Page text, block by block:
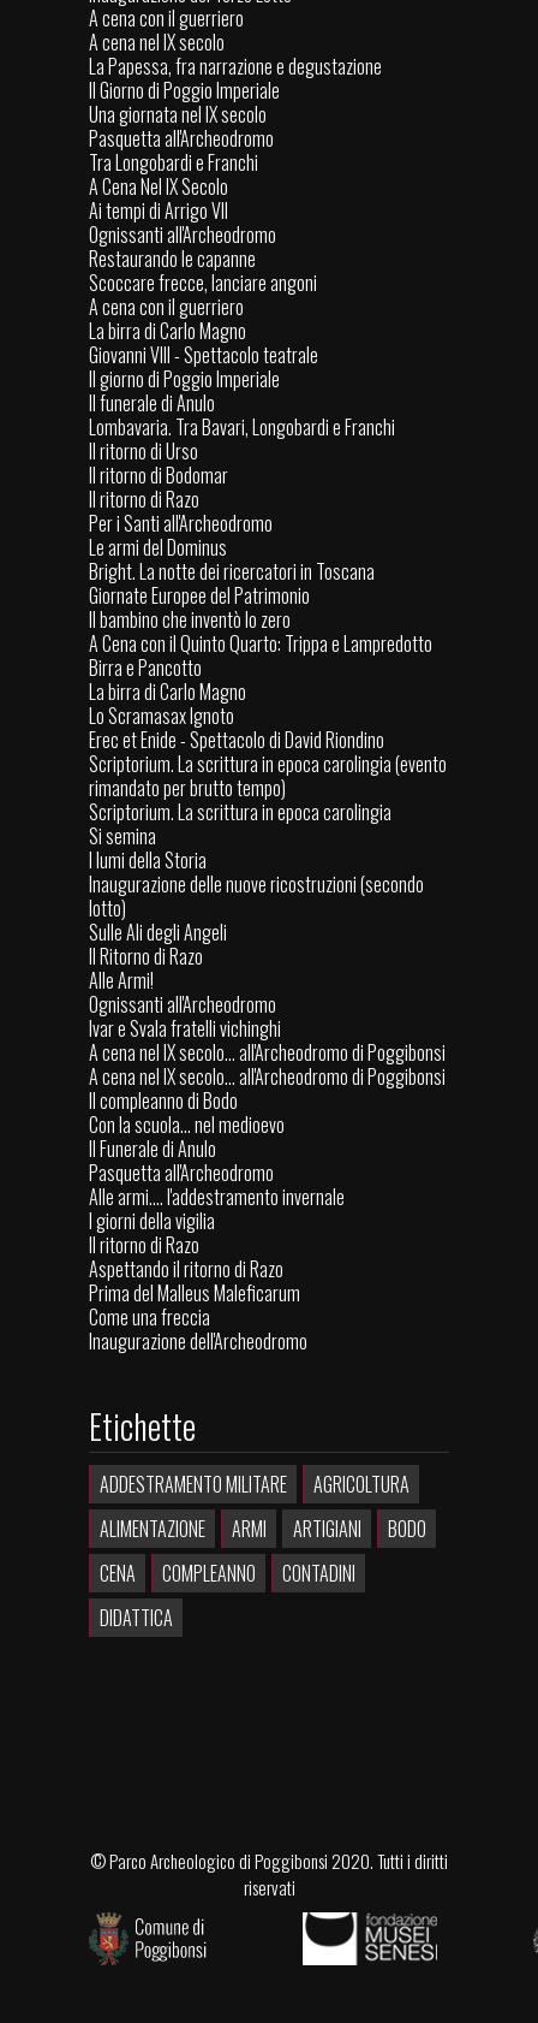
A cena con il guerriero
A cena nel IX secolo
La Papessa, fra narrazione e degustazione
Il Giorno di Poggio Imperiale
Una giornata nel IX secolo
Pasquetta all'Archeodromo
Tra Longobardi e Franchi
A Cena Nel IX Secolo
Ai tempi di Arrigo VII
Ognissanti all'Archeodromo
Restaurando le capanne
Scoccare frecce, lanciare angoni
A cena con il guerriero
La birra di Carlo Magno
Giovanni VIII - Spettacolo teatrale
Il giorno di Poggio Imperiale
Il funerale di Anulo
Lombavaria. Tra Bavari, Longobardi e Franchi
Il ritorno di Urso
Il ritorno di Bodomar
Il ritorno di Razo
Per i Santi all'Archeodromo
Le armi del Dominus
Bright. La notte dei ricercatori in Toscana
Giornate Europee del Patrimonio
Il bambino che inventò lo zero
A Cena con il Quinto Quarto: Trippa e Lampredotto
Birra e Pancotto
La birra di Carlo Magno
Lo Scramasax Ignoto
Erec et Enide - Spettacolo di David Riondino
Scriptorium. La scrittura in epoca carolingia (evento
rimandato per brutto tempo)
Scriptorium. La scrittura in epoca carolingia
Si semina
I lumi della Storia
Inaugurazione delle nuove ricostruzioni (secondo
lotto)
Sulle Ali degli Angeli
Il Ritorno di Razo
Alle Armi!
Ognissanti all'Archeodromo
Ivar e Svala fratelli vichinghi
A cena nel IX secolo... all'Archeodromo di Poggibonsi
A cena nel IX secolo... all'Archeodromo di Poggibonsi
Il compleanno di Bodo
Con la scuola… nel medioevo
Il Funerale di Anulo
Pasquetta all'Archeodromo
Alle armi.... l'addestramento invernale
I giorni della vigilia
Il ritorno di Razo
Aspettando il ritorno di Razo
Prima del Malleus Maleficarum
Come una freccia
Inaugurazione dell'Archeodromo
Etichette
ADDESTRAMENTO MILITARE
AGRICOLTURA
ALIMENTAZIONE
ARMI ARTIGIANI
BODO
CENA
COMPLEANNO
CONTADINI
DIDATTICA
©Parco Archeologico di Poggibonsi2020. Tutti i diritti
riservati